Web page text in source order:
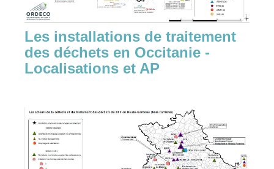
Les installations de traitement
des déchets en Occitanie -
Localisations et AP